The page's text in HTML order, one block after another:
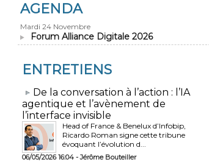
AGENDA
Mardi 24 Novembre
Forum Alliance Digitale 2026
ENTRETIENS
​De la conversation à l’action : l’IA
agentique et l’avènement de
l’interface invisible
Head of France & Benelux d’Infobip,
Ricardo Roman signe cette tribune
évoquant l’évolution d...
06/05/2026 16:04 -Jérôme Bouteiller